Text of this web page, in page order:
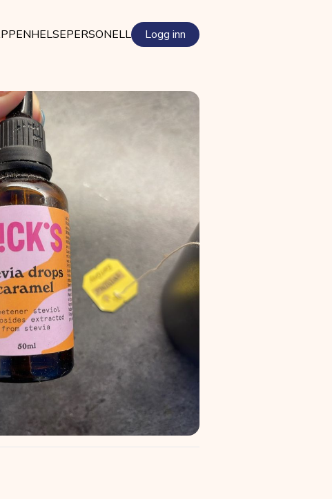
HELSEPERSONELL Logg inn